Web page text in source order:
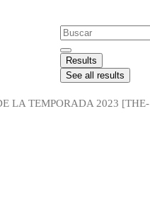
Results
See all results
LA TEMPORADA 2023 [THE-